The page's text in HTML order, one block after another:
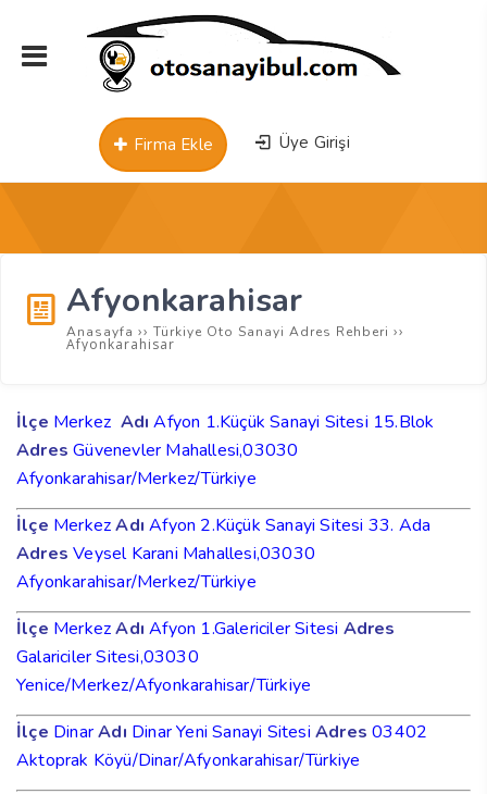
Üye Girişi
Firma Ekle
Afyonkarahisar
Anasayfa ›› Türkiye Oto Sanayi Adres Rehberi ››
Afyonkarahisar
İlçe Merkez Adı Afyon 1.Küçük Sanayi Sitesi 15.Blok
Adres Güvenevler Mahallesi,03030
Afyonkarahisar/Merkez/Türkiye
İlçe Merkez Adı Afyon 2.Küçük Sanayi Sitesi 33. Ada
Adres Veysel Karani Mahallesi,03030
Afyonkarahisar/Merkez/Türkiye
İlçe Merkez AdıAfyon 1.Galericiler Sitesi Adres
Galariciler Sitesi,03030
Yenice/Merkez/Afyonkarahisar/Türkiye
İlçe DinarAdı Dinar Yeni Sanayi SitesiAdres 03402
Aktoprak Köyü/Dinar/Afyonkarahisar/Türkiye